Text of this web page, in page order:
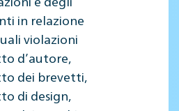
in relazione
violazioni
d’autore,
dei brevetti,
di design,